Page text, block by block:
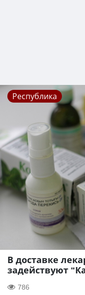
Республика
В доставке
задействуют
786